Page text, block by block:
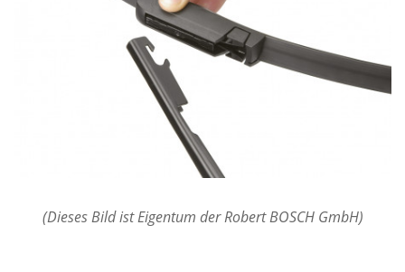
(Dieses Bild ist Eigentum der Robert BOSCH GmbH)